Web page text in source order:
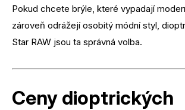
Pokud chcete brýle, které vypadají
zároveň odrážejí osobitý módní styl,
Star RAW jsou ta správná volba.
Ceny dioptrických